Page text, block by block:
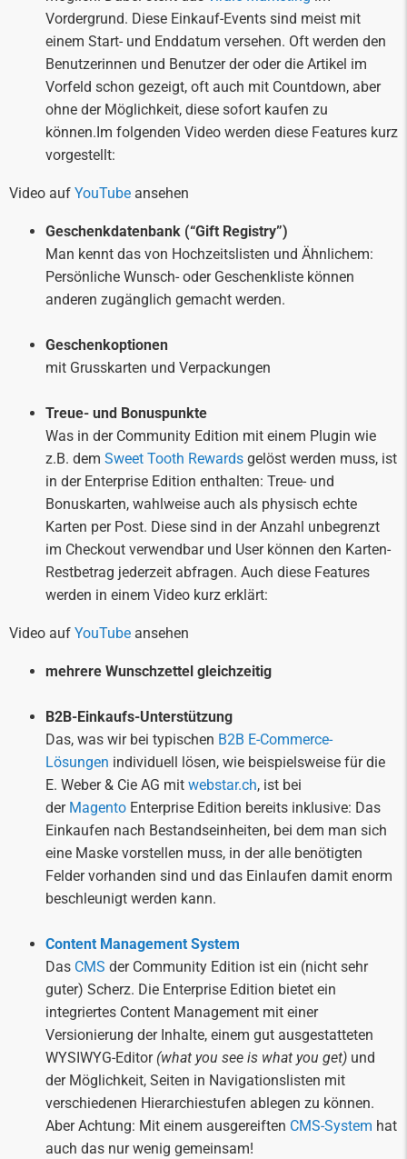
Vordergrund. Diese Einkauf-Events sind meist mit
einem Start- und Enddatum versehen. Oft werden den
Benutzerinnen und Benutzer der oder die Artikel im
Vorfeld schon gezeigt, oft auch mit Countdown, aber
ohne der Möglichkeit, diese sofort kaufen zu
können.Im folgenden Video werden diese Features kurz
vorgestellt:
Video auf YouTube ansehen
Geschenkdatenbank (“Gift Registry”)
Man kennt das von Hochzeitslisten und Ähnlichem:
Persönliche Wunsch- oder Geschenkliste können
anderen zugänglich gemacht werden.
Geschenkoptionen
mit Grusskarten und Verpackungen
Treue- und Bonuspunkte
Was in der Community Edition mit einem Plugin wie
z.B. dem Sweet Tooth Rewards gelöst werden muss, ist
in der Enterprise Edition enthalten: Treue- und
Bonuskarten, wahlweise auch als physisch echte
Karten per Post. Diese sind in der Anzahl unbegrenzt
im Checkout verwendbar und User können den Karten-
Restbetrag jederzeit abfragen. Auch diese Features
werden in einem Video kurz erklärt:
Video auf YouTube ansehen
mehrere Wunschzettel gleichzeitig
B2B-Einkaufs-Unterstützung
Das, was wir bei typischen B2B E-Commerce-
Lösungen individuell lösen, wie beispielsweise für die
E. Weber & Cie AG mit webstar.ch, ist bei
der Magento Enterprise Edition bereits inklusive: Das
Einkaufen nach Bestandseinheiten, bei dem man sich
eine Maske vorstellen muss, in der alle benötigten
Felder vorhanden sind und das Einlaufen damit enorm
beschleunigt werden kann.
Content Management System
Das CMS der Community Edition ist ein (nicht sehr
guter) Scherz. Die Enterprise Edition bietet ein
integriertes Content Management mit einer
Versionierung der Inhalte, einem gut ausgestatteten
WYSIWYG-Editor (what you see is what you get) und
der Möglichkeit, Seiten in Navigationslisten mit
verschiedenen Hierarchiestufen ablegen zu können.
Aber Achtung: Mit einem ausgereiften CMS-System hat
auch das nur wenig gemeinsam!